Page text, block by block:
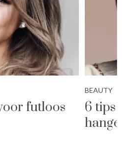
futloos
BEAUTY
6 tips